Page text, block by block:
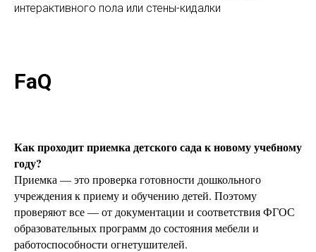
интерактивного пола или стены-кидалки
FaQ
Как проходит приемка детского сада к новому учебному
году?
Приемка — это проверка готовности дошкольного
учреждения к приему и обучению детей. Поэтому
проверяют все — от документации и соответствия ФГОС
образовательных программ до состояния мебели и
работоспособности огнетушителей.